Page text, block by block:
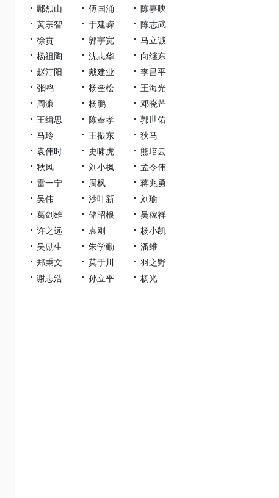
鄢烈山
傅国涌
陈嘉映
黄宗智
于建嵘
陈志武
徐贲
郭宇宽
马立诚
杨祖陶
沈志华
向继东
赵汀阳
戴建业
李昌平
张鸣
杨奎松
王海光
周濂
杨鹏
邓晓芒
王缉思
陈奉孝
郭世佑
马玲
王振东
狄马
袁伟时
史啸虎
熊培云
秋风
刘小枫
孟令伟
雷一宁
周枫
蒋兆勇
吴伟
沙叶新
刘瑜
葛剑雄
储昭根
吴稼祥
许之远
袁刚
杨小凯
吴励生
朱学勤
潘维
郑秉文
莫于川
羽之野
谢志浩
孙立平 杨光